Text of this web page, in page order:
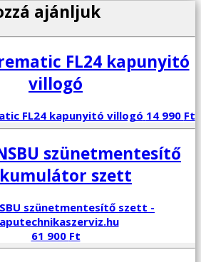
ajánljuk
FL24 kapunyitó
villogó
14 990 Ft
szünetmentesítő
szett
61 900 Ft